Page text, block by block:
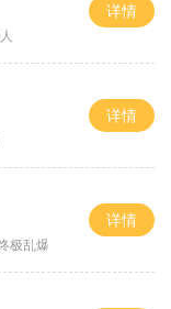
详情
默
详情
极乱爆
详情